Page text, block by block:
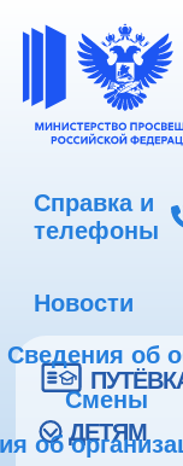
Справка и
телефоны
Новости
Сведения об
Смены
об ДЕТЯМ